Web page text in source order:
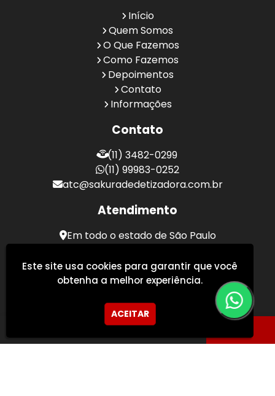
Início
Quem Somos
O Que Fazemos
Como Fazemos
Depoimentos
Contato
Informações
Contato
(11) 3482-0299
(11) 99983-0252
atc@sakuradedetizadora.com.br
Atendimento
Em todo o estado de São Paulo
Este site usa cookies para garantir que você
obtenha a melhor experiência.
ACEITAR